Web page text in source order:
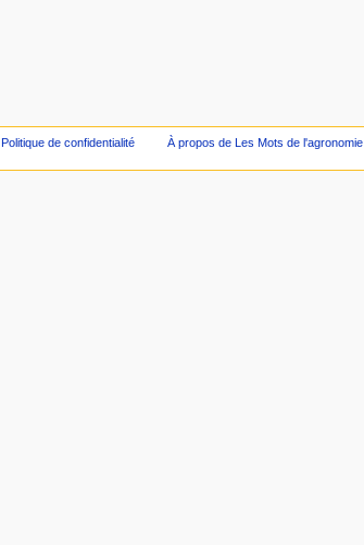
Politique de confidentialité À propos de Les Mots de l'agronomie